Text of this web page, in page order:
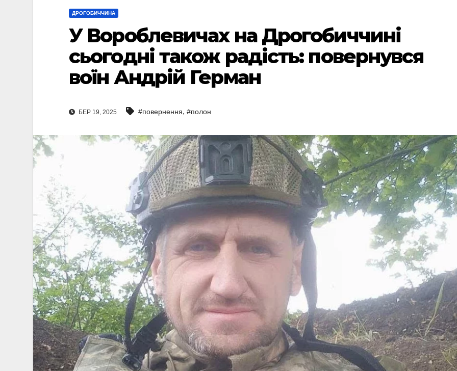
ДРОГОБИЧЧИНА
У Вороблевичах на Дрогобиччині
сьогодні також радість: повернувся
воїн Андрій Герман
БЕР 19, 2025 #повернення, #полон